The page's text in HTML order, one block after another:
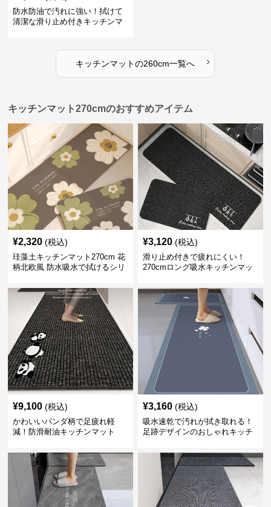
防水防油で汚れに強い！拭けて
清潔な滑り止め付きキッチンマ
キッチンマットの260cm一覧へ ›
キッチンマット270cmのおすすめアイテム
¥2,320 (税込)
珪藻土キッチンマット270cm 花
柄北欧風 防水吸水で拭けるシリ
¥3,120 (税込)
滑り止め付きで疲れにくい！
270cmロング吸水キッチンマッ
¥9,100 (税込)
かわいいパンダ柄で足疲れ軽
減！防滑耐油キッチンマット
¥3,160 (税込)
吸水速乾で汚れが拭き取れる！
足跡デザインのおしゃれキッチ